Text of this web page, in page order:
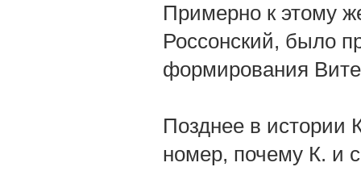
Примерно к этому
Россонский, было
формирования
Позднее в истории
номер, почему К. и